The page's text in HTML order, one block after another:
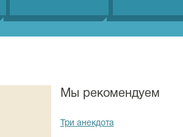
Мы рекомендуем
Три анекдота